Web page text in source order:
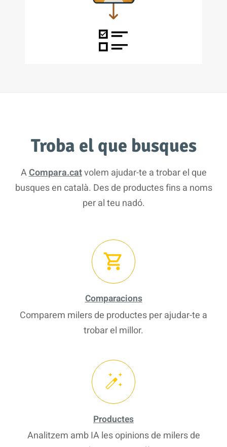
Troba el que busques
ACompara.catvolem ajudar-te a trobar el que
busques en català. Des de productes fins a noms
per al teu nadó.
Comparacions
Comparem milers de productes per ajudar-te a
trobar el millor.
Productes
Analitzem amb IA les opinions de milers de